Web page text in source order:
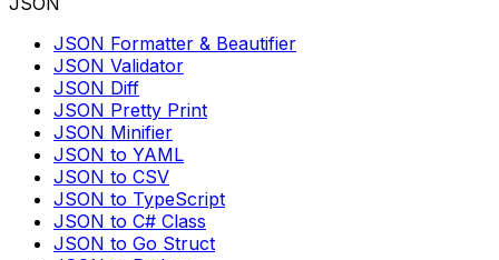
JSON Formatter & Beautifier
JSON Validator
JSON Diff
JSON Pretty Print
JSON Minifier
JSON to YAML
JSON to CSV
JSON to TypeScript
JSON to C# Class
JSON to Go Struct